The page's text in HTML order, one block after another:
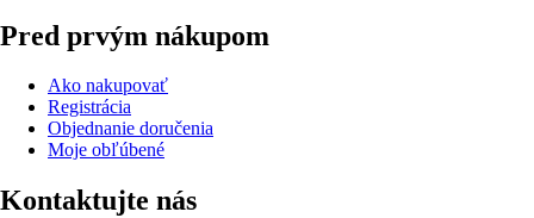
Pred prvým nákupom
Ako nakupovať
Registrácia
Objednanie doručenia
Moje obľúbené
Kontaktujte nás